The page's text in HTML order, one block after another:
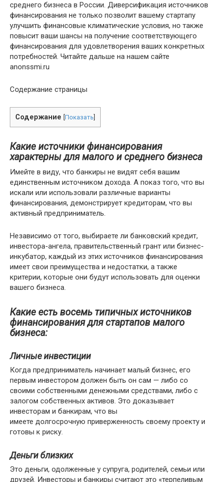
среднего бизнеса в России. Диверсификация источников
финансирования не только позволит вашему стартапу
улучшить финансовые климатические условия, но также
повысит ваши шансы на получение соответствующего
финансирования для удовлетворения ваших конкретных
потребностей. Читайте дальше на нашем сайте
anonssmi.ru
Содержание страницы
Содержание Показать
Какие источники финансирования
характерны для малого и среднего бизнеса
Имейте в виду, что банкиры не видят себя вашим
единственным источником дохода. А показ того, что вы
искали или использовали различные варианты
финансирования, демонстрирует кредиторам, что вы
активный предприниматель.
Независимо от того, выбираете ли банковский кредит,
инвестора-ангела, правительственный грант или бизнес-
инкубатор, каждый из этих источников финансирования
имеет свои преимущества и недостатки, а также
критерии, которые они будут использовать для оценки
вашего бизнеса.
Какие есть восемь типичных источников
финансирования для стартапов малого
бизнеса:
Личные инвестиции
Когда предприниматель начинает малый бизнес, его
первым инвестором должен быть он сам — либо со
своими собственными денежными средствами, либо с
залогом собственных активов. Это доказывает
инвесторам и банкирам, что вы
имеете долгосрочную приверженность своему проекту и
готовы к риску.
Деньги близких
Это деньги, одолженные у супруга, родителей, семьи или
друзей. Инвесторы и банкиры считают это «терпеливым